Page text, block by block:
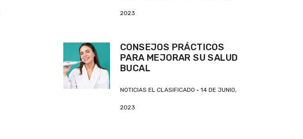
2023
CONSEJOS PRÁCTICOS
PARA MEJORAR SU SALUD
BUCAL
NOTICIAS EL CLASIFICADO 14 DE JUNIO,
2023